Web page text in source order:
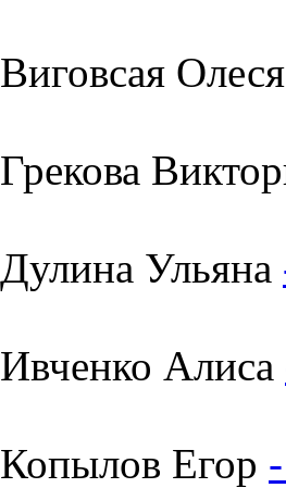
Виговсая Олеся
Грекова
Дулина Ульяна
Ивченко Алиса
Копылов Егор